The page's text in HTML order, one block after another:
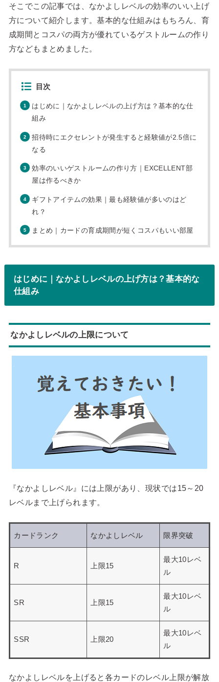
そこでこの記事では、なかよしレベルの効率のいい上げ
方について紹介します。基本的な仕組みはもちろん、育
成期間とコスパの両方が優れているゲストルームの作り
方などもまとめました。
目次
はじめに｜なかよしレベルの上げ方は？基本的な仕
組み
招待時にエクセレントが発生すると経験値が2.5倍に
なる
効率のいいゲストルームの作り方｜EXCELLENT部
屋は作るべきか
ギフトアイテムの効果｜最も経験値が多いのはど
れ？
まとめ｜カードの育成期間が短くコスパもいい部屋
はじめに｜なかよしレベルの上げ方は？基本的な
仕組み
なかよしレベルの上限について
『なかよしレベル』には上限があり、現状では15～20
レベルまで上げられます。
カードランク なかよしレベル 限界突破
R 上限15
最大10レベ
ル
SR 上限15
最大10レベ
ル
SSR 上限20
最大10レベ
ル
なかよしレベルを上げると各カードのレベル上限が解放